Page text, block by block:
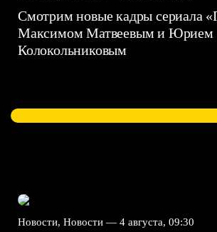
Смотрим новые кадры сериала
Максимом Матвеевым и Юрием
Колокольниковым
Новости, Новости — 4 августа, 09:30